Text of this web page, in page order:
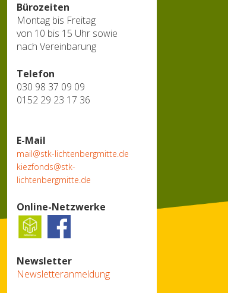
Bürozeiten
Montag bis Freitag
von 10 bis 15 Uhr sowie
nach Vereinbarung
Telefon
030 98 37 09 09
0152 29 23 17 36
E-Mail
mail@stk-lichtenbergmitte.de
kiezfonds@stk-
lichtenbergmitte.de
Online-Netzwerke
Newsletter
Newsletteranmeldung